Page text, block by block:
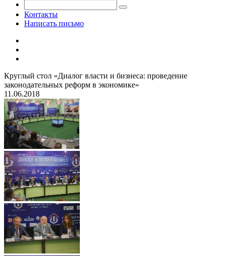
Контакты
Написать письмо
Круглый стол «Диалог власти и бизнеса: проведение
законодательных реформ в экономике»
11.06.2018